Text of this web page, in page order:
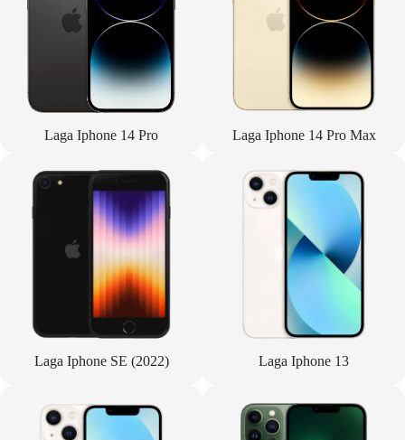
Laga Iphone 14 Pro Laga Iphone 14 Pro Max
Laga Iphone SE (2022) Laga Iphone 13